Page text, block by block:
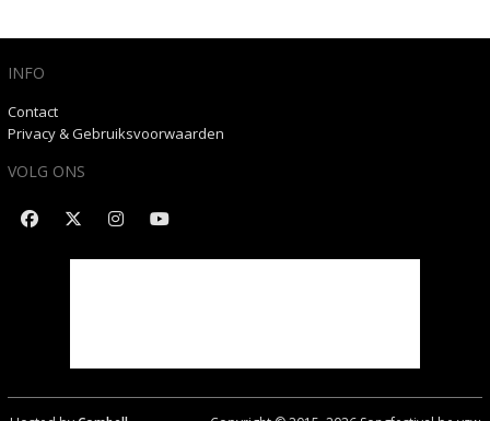
INFO
Contact
Privacy & Gebruiksvoorwaarden
VOLG ONS